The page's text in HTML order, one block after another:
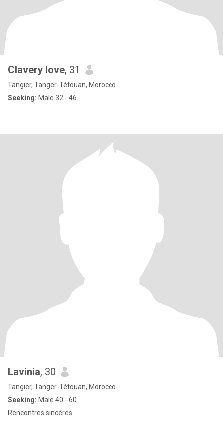
Clavery love, 31
Tangier, Tanger-Tétouan, Morocco
Seeking: Male 32 - 46
Lavinia, 30
Tangier, Tanger-Tétouan, Morocco
Seeking: Male 40 - 60
Rencontres sincères